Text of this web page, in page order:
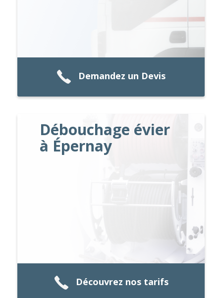
Demandez un Devis
Débouchage évier
à Épernay
Découvrez nos tarifs